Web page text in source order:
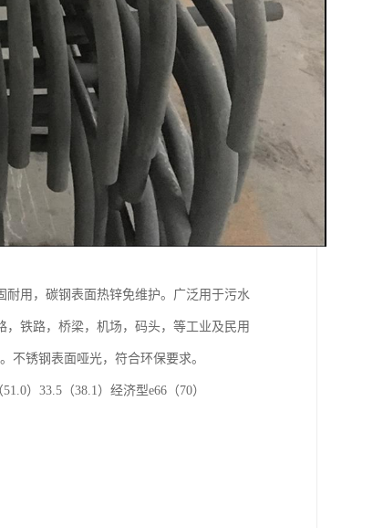
用，碳钢表面热锌免维护。广泛用于污水
铁路，桥梁，机场，码头，等工业及民用
不锈钢表面哑光，符合环保要求。
）33.5（38.1）经济型e66（70）